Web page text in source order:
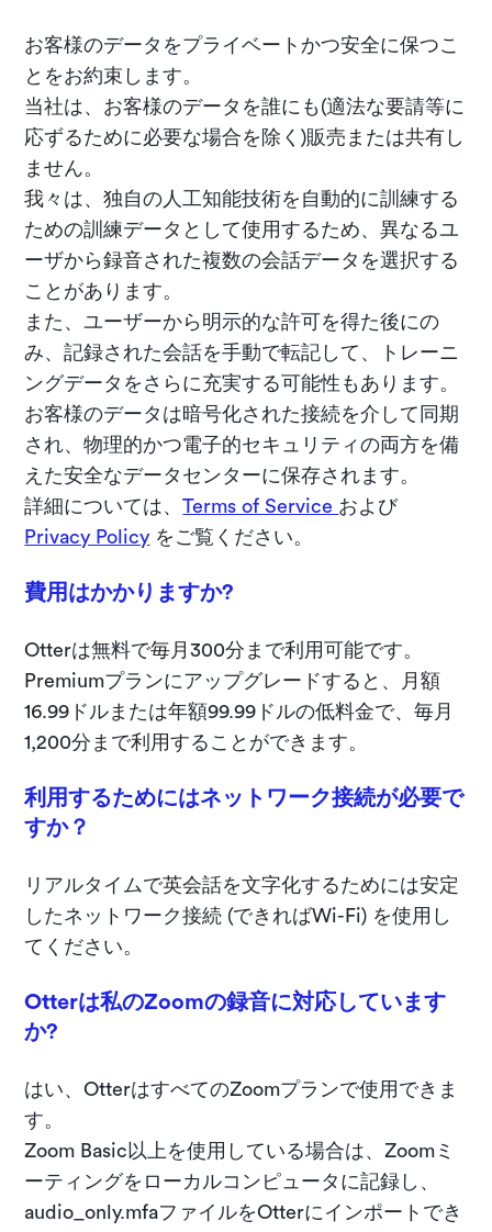
お客様のデータをプライベートかつ安全に保つこ
とをお約束します。
当社は、お客様のデータを誰にも(適法な要請等に
応ずるために必要な場合を除く)販売または共有し
ません。
我々は、独自の人工知能技術を自動的に訓練する
ための訓練データとして使用するため、異なるユ
ーザから録音された複数の会話データを選択する
ことがあります。
また、ユーザーから明示的な許可を得た後にの
み、記録された会話を手動で転記して、トレーニ
ングデータをさらに充実する可能性もあります。
お客様のデータは暗号化された接続を介して同期
され、物理的かつ電子的セキュリティの両方を備
えた安全なデータセンターに保存されます。
詳細については、Terms of Service および
Privacy Policy をご覧ください。
費用はかかりますか?
Otterは無料で毎月300分まで利用可能です。
Premiumプランにアップグレードすると、月額
16.99ドルまたは年額99.99ドルの低料金で、毎月
1,200分まで利用することができます。
利用するためにはネットワーク接続が必要で
すか？
リアルタイムで英会話を文字化するためには安定
したネットワーク接続 (できればWi-Fi) を使用し
てください。
Otterは私のZoomの録音に対応しています
か?
はい、OtterはすべてのZoomプランで使用できま
す。
Zoom Basic以上を使用している場合は、Zoomミ
ーティングをローカルコンピュータに記録し、
audio_only.mfaファイルをOtterにインポートでき